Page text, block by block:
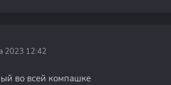
2023 12:42
во всей компашке